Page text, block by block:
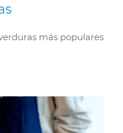
más populares